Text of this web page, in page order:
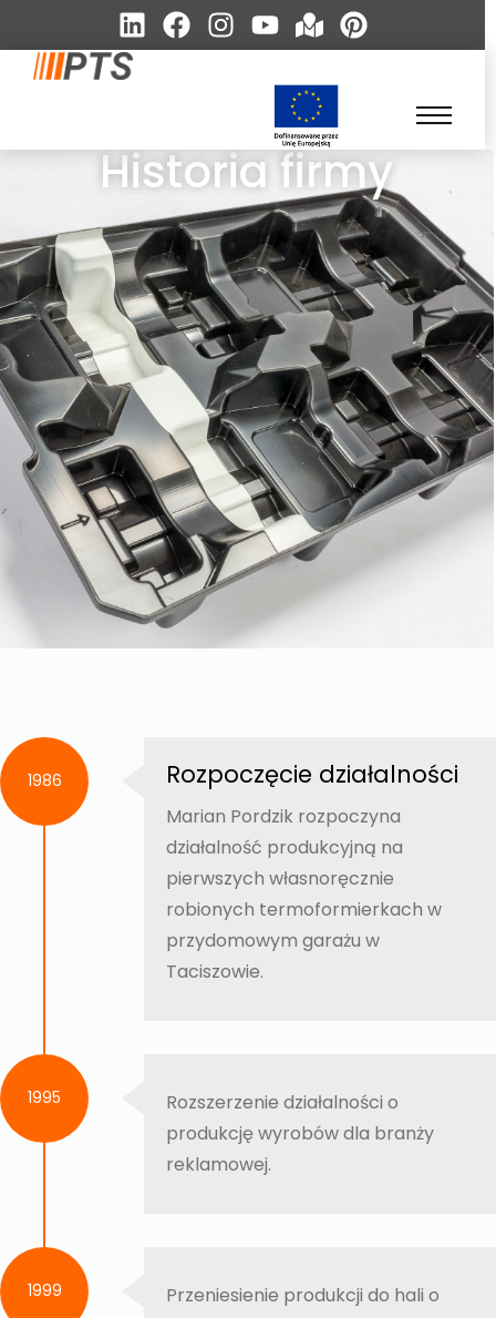
Historia firmy
Rozpoczęcie działalności
Marian Pordzik rozpoczyna
działalność produkcyjną na
pierwszych własnoręcznie
robionych termoformierkach w
przydomowym garażu w
Taciszowie.
1986
Rozszerzenie działalności o
produkcję wyrobów dla branży
reklamowej.
1995
Przeniesienie produkcji do hali o
1999